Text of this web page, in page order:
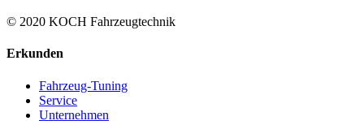
© 2020 KOCH Fahrzeugtechnik
Erkunden
Fahrzeug-Tuning
Service
Unternehmen